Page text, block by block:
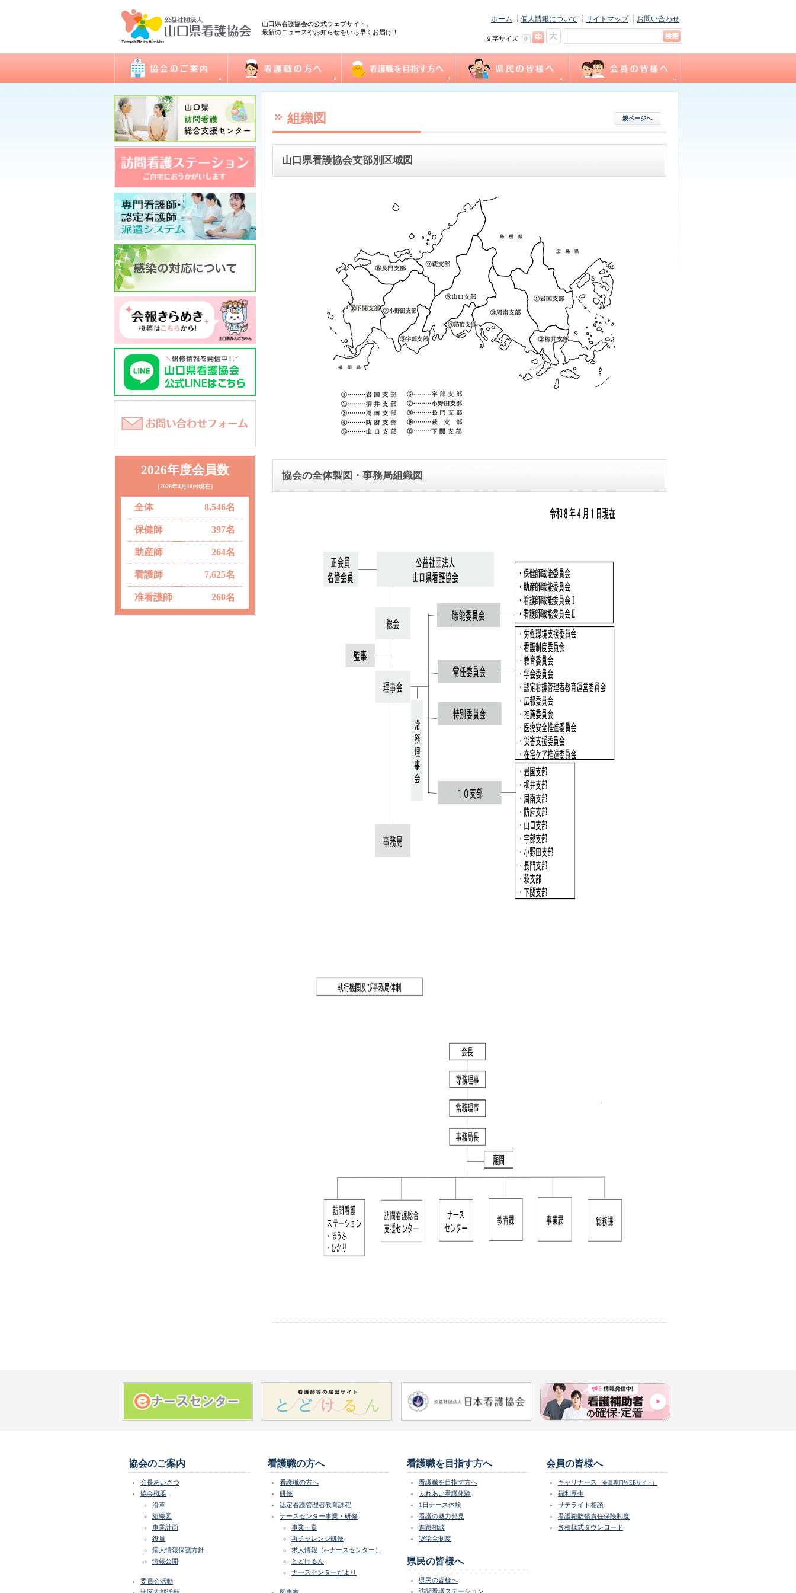
山口県看護協会の公式ウェブサイト。
最新のニュースやお知らせをいち早くお届け！
ホーム 個人情報について サイトマップ お問い合わせ
文字サイズ
会長あいさつ
協会概要
委員会活動
地区支部活動
会報誌「きらめき」
入会のご案内
アクセス
開館日・閉館日
関連団体 看護職の方へ
研修
看護実践情報
認定看護管理者教育課程
ナースセンター事業・研修
図書室
各種様式ダウンロード
2026年度会員数
（2026年4月10日現在）
全体 8,546名
保健師 397名
助産師 264名
看護師 7,625名
准看護師 260名
組織図 親ページへ
山口県看護協会支部別区域図
協会の全体製図・事務局組織図
協会のご案内
会長あいさつ
協会概要
沿革
組織図
事業計画
役員
個人情報保護方針
情報公開
委員会活動
看護職の方へ
看護職の方へ
研修
認定看護管理者教育課程
ナースセンター事業・研修
事業一覧
再チャレンジ研修
求人情報（e-ナースセンター）
とどけるん
ナースセンターだより
看護職を目指す方へ
看護職を目指す方へ
ふれあい看護体験
1日ナース体験
看護の魅力発見
進路相談
奨学金制度
県民の皆様へ
県民の皆様へ
訪問看護ステーション
会員の皆様へ
キャリナース （会員専用WEBサイト）
福利厚生
サテライト相談
看護職賠償責任保険制度
各種様式ダウンロード